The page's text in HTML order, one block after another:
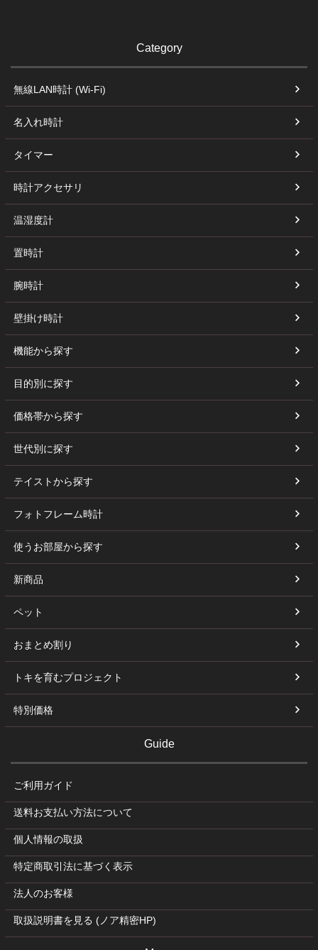
Category
無線LAN時計 (Wi-Fi)
名入れ時計
タイマー
時計アクセサリ
温湿度計
置時計
腕時計
壁掛け時計
機能から探す
目的別に探す
価格帯から探す
世代別に探す
テイストから探す
フォトフレーム時計
使うお部屋から探す
新商品
ペット
おまとめ割り
トキを育むプロジェクト
特別価格
Guide
ご利用ガイド
送料お支払い方法について
個人情報の取扱
特定商取引法に基づく表示
法人のお客様
取扱説明書を見る (ノア精密HP)